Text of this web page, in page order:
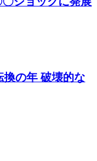
換の年 破壊的な